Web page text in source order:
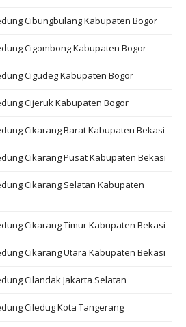
Cibungbulang Kabupaten Bogor
Cigombong Kabupaten Bogor
Cigudeg Kabupaten Bogor
Cijeruk Kabupaten Bogor
Cikarang Barat Kabupaten Bekasi
Cikarang Pusat Kabupaten Bekasi
Cikarang Selatan Kabupaten
Cikarang Timur Kabupaten Bekasi
Cikarang Utara Kabupaten Bekasi
Cilandak Jakarta Selatan
Ciledug Kota Tangerang